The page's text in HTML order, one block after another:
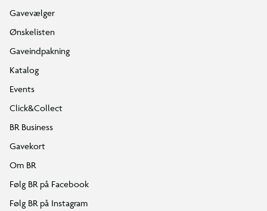
Gavevælger
Ønskelisten
Gaveindpakning
Katalog
Events
Click&Collect
BR Business
Gavekort
Om BR
Følg BR på Facebook
Følg BR på Instagram